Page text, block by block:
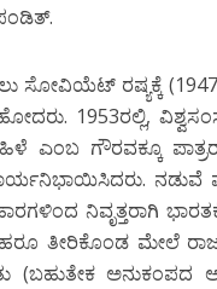
ಸೋವಿಯೆಟ್ ರಷ್ಯಕ್ಕೆ
1953ರಲ್ಲಿ,
ಗೌರವಕ್ಕೂ
ನಡುವೆ
ನಿವೃತ್ತರಾಗಿ
ನೆಹರೂ ತೀರಿಕೊಂಡ ಮೇಲೆ
(ಬಹುತೇಕ ಅನುಕಂಪದ